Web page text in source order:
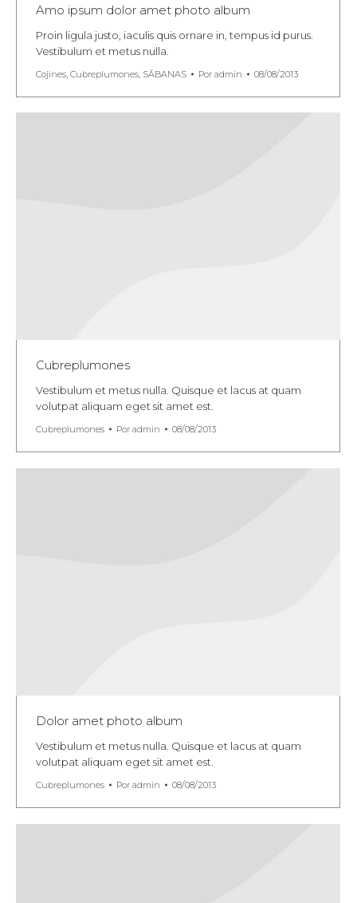
Amo ipsum dolor amet photo album
Proin ligula justo, iaculis quis ornare in, tempus id purus.
Vestibulum et metus nulla.
Cojines, Cubreplumones, SÁBANAS Por admin 08/08/2013
Cubreplumones
Vestibulum et metus nulla. Quisque et lacus at quam
volutpat aliquam eget sit amet est.
Cubreplumones Por admin 08/08/2013
Dolor amet photo album
Vestibulum et metus nulla. Quisque et lacus at quam
volutpat aliquam eget sit amet est.
Cubreplumones Por admin 08/08/2013